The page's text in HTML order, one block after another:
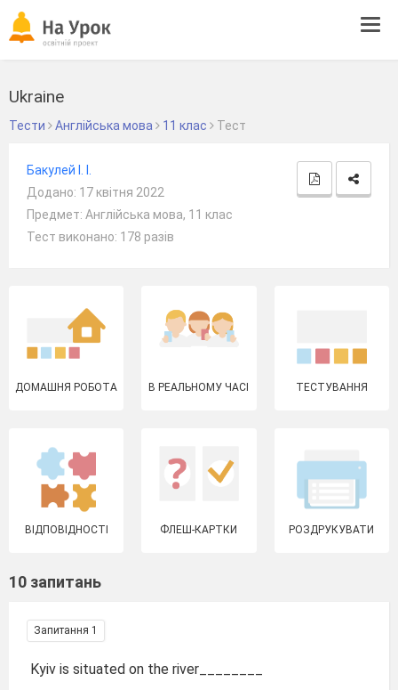
Ukraine
Тести Англійська мова 11 клас Тест
Бакулей І. І.
Додано: 17 квітня 2022
Предмет: Англійська мова, 11 клас
Тест виконано: 178 разів
ДОМАШНЯ РОБОТА В РЕАЛЬНОМУ ЧАСІ ТЕСТУВАННЯ
ВІДПОВІДНОСТІ ФЛЕШ-КАРТКИ РОЗДРУКУВАТИ
10 запитань
Запитання 1
Kyiv is situated on the river________